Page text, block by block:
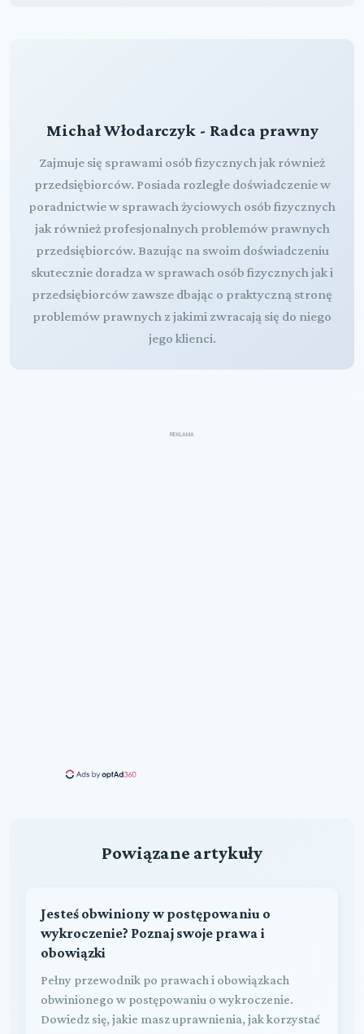
Michał Włodarczyk - Radca prawny
Zajmuje się sprawami osób fizycznych jak również
przedsiębiorców. Posiada rozległe doświadczenie w
poradnictwie w sprawach życiowych osób fizycznych
jak również profesjonalnych problemów prawnych
przedsiębiorców. Bazując na swoim doświadczeniu
skutecznie doradza w sprawach osób fizycznych jak i
przedsiębiorców zawsze dbając o praktyczną stronę
problemów prawnych z jakimi zwracają się do niego
jego klienci.
REKLAMA
Powiązane artykuły
Jesteś obwiniony w postępowaniu o
wykroczenie? Poznaj swoje prawa i
obowiązki
Pełny przewodnik po prawach i obowiązkach
obwinionego w postępowaniu o wykroczenie.
Dowiedz się, jakie masz uprawnienia, jak korzystać